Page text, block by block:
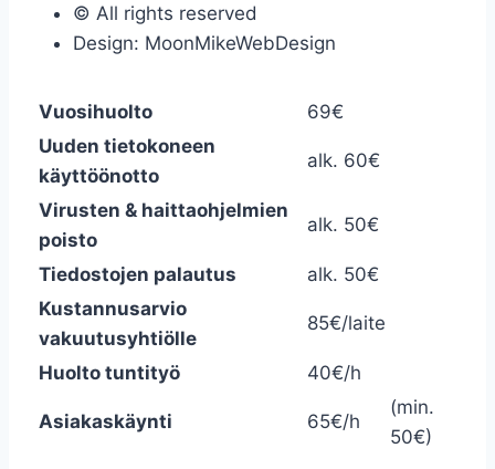
© All rights reserved
Design: MoonMikeWebDesign
Vuosihuolto
69€
Uuden tietokoneen
käyttöönotto
alk. 60€
Virusten & haittaohjelmien
poisto
alk. 50€
Tiedostojen palautus
alk. 50€
Kustannusarvio
vakuutusyhtiölle
85€/laite
Huolto tuntityö 40€/h
Asiakaskäynti 65€/h
(min.
50€)